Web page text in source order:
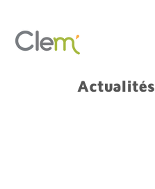
Actualités